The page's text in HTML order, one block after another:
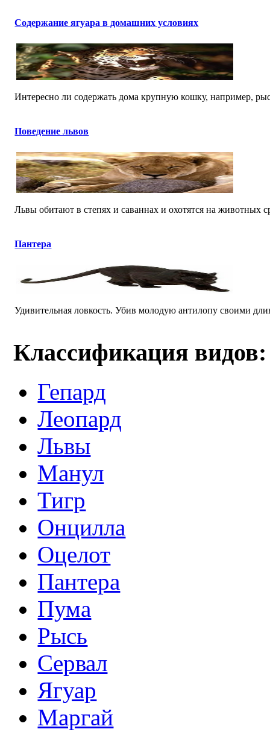
Содержание ягуара в домашних условиях
Интересно ли содержать дома крупную кошку, например,
Поведение львов
Львы обитают в степях и саваннах и охотятся на животных
Пантера
Удивительная ловкость. Убив молодую антилопу своими
Классификация видов:
Гепард
Леопард
Львы
Манул
Тигр
Онцилла
Оцелот
Пантера
Пума
Рысь
Сервал
Ягуар
Маргай